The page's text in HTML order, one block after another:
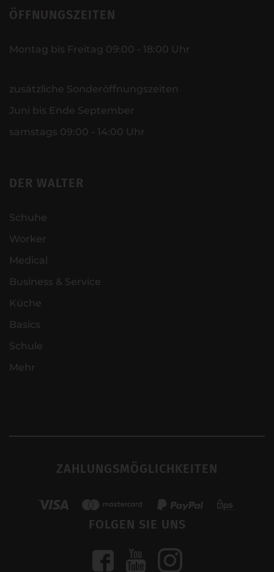
ÖFFNUNGSZEITEN
Montag bis Freitag 09:00 - 18:00 Uhr
zusätzliche Sonderöffnungszeiten
Juni bis Ende September
samstags 09:00 - 14:00 Uhr
DER WALTER
Schuhe
Worker
Medical
Business & Service
Küche
Basics
Schule
Mehr
ZAHLUNGSMÖGLICHKEITEN
FOLGEN SIE UNS